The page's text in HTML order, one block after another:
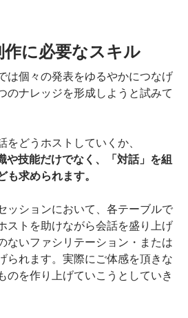
作に必要なスキル
は個々の発表をゆるやかにつなげ
のナレッジを形成しようと試みて
をどうホストしていくか、
や技能だけでなく、「対話」を組
も求められます。
ッションにおいて、各テーブルで
ストを助けながら会話を盛り上げ
ないファシリテーション・または
られます。実際にご体感を頂きな
のを作り上げていこうとしていき